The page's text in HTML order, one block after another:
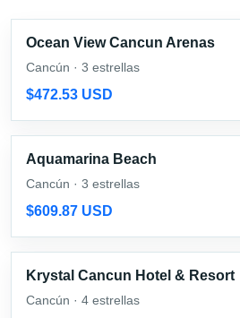
Ocean View Cancun Arenas
Cancún · 3 estrellas
$472.53 USD
Aquamarina Beach
Cancún · 3 estrellas
$609.87 USD
Krystal Cancun Hotel & Resort
Cancún · 4 estrellas